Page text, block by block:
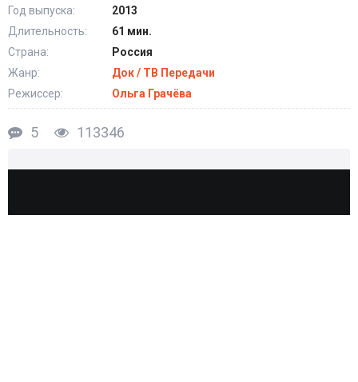
Год выпуска:
2013
Длительность:
61 мин.
Страна:
Россия
Жанр:
Док / ТВ Передачи
Режиссер:
Ольга Грачёва
5 113346